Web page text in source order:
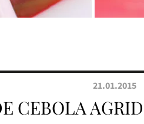
21.01.2015
CEBOLA